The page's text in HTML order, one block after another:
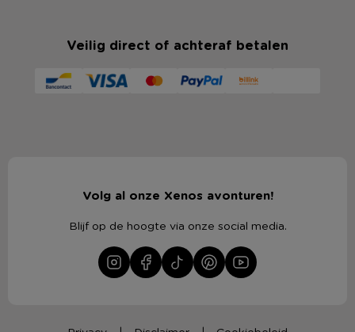
Veilig direct of achteraf betalen
Volg al onze Xenos avonturen!
Blijf op de hoogte via onze social media.